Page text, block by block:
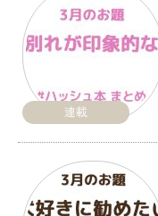
連載